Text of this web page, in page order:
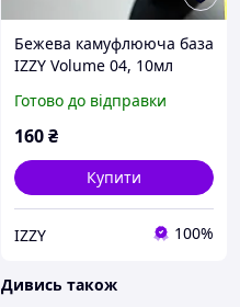
Бежева камуфлююча база
IZZY Volume 04, 10мл
Готово до відправки
160₴
Купити
IZZY 100%
Дивись також